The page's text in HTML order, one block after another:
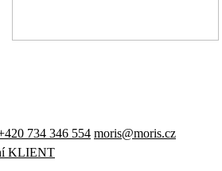
734 346 554 moris@moris.cz
KLIENT